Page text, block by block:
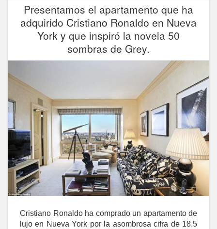
Presentamos el apartamento que ha
adquirido Cristiano Ronaldo en Nueva
York y que inspiró la novela 50
sombras de Grey.
Cristiano Ronaldo ha comprado un apartamento de
lujo en Nueva York por la asombrosa cifra de 18.5